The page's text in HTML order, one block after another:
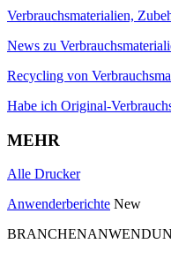
Verbrauchsmaterialien,
News zu
Recycling von
Habe ich Original-
MEHR
Alle Drucker
Anwenderberichte New